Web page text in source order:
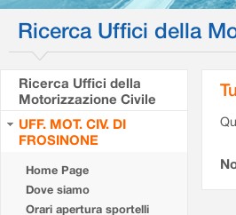
Ricerca Uffici della
Ricerca Uffici della
Motorizzazione Civile
UFF. MOT. CIV. DI
FROSINONE
Home Page
Dove siamo
Orari apertura sportelli